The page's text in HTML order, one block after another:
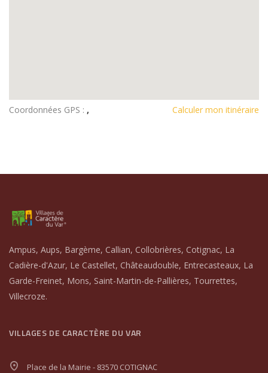
Coordonnées GPS : , Calculer mon itinéraire
Ampus, Aups, Bargème, Callian, Collobrières, Cotignac, La
Cadière-d'Azur, Le Castellet, Châteaudouble, Entrecasteaux, La
Garde-Freinet, Mons, Saint-Martin-de-Pallières, Tourrettes,
Villecroze.
VILLAGES DE CARACTÈRE DU VAR
Place de la Mairie - 83570 COTIGNAC